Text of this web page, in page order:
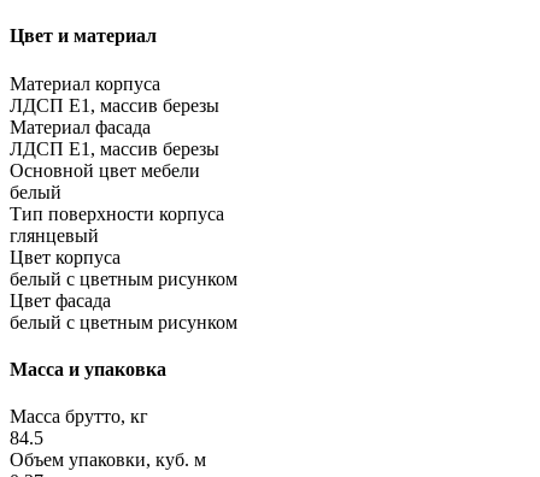
Цвет и материал
Материал корпуса
ЛДСП Е1, массив березы
Материал фасада
ЛДСП Е1, массив березы
Основной цвет мебели
белый
Тип поверхности корпуса
глянцевый
Цвет корпуса
белый с цветным рисунком
Цвет фасада
белый с цветным рисунком
Масса и упаковка
Масса брутто, кг
84.5
Объем упаковки, куб. м